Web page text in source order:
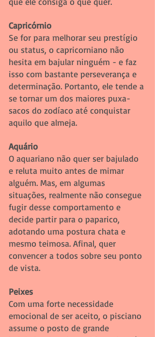
Capricórnio
Se for para melhorar seu prestígio
ou status, o capricorniano não
hesita em bajular ninguém - e faz
isso com bastante perseverança e
determinação. Portanto, ele tende a
se tornar um dos maiores puxa-
sacos do zodíaco até conquistar
aquilo que almeja.
Aquário
O aquariano não quer ser bajulado
e reluta muito antes de mimar
alguém. Mas, em algumas
situações, realmente não consegue
fugir desse comportamento e
decide partir para o paparico,
adotando uma postura chata e
mesmo teimosa. Afinal, quer
convencer a todos sobre seu ponto
de vista.
Peixes
Com uma forte necessidade
emocional de ser aceito, o pisciano
assume o posto de grande